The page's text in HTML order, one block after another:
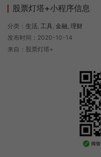
股票灯塔+小程序信息
分类： 生活, 工具, 金融, 理财
发布时间：2020-10-14
来自：股票灯塔+